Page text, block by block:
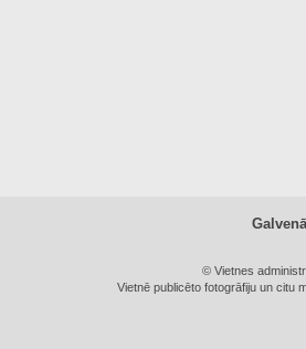
© Vietnes
Vietnē publicēto fotogrāfiju un citu